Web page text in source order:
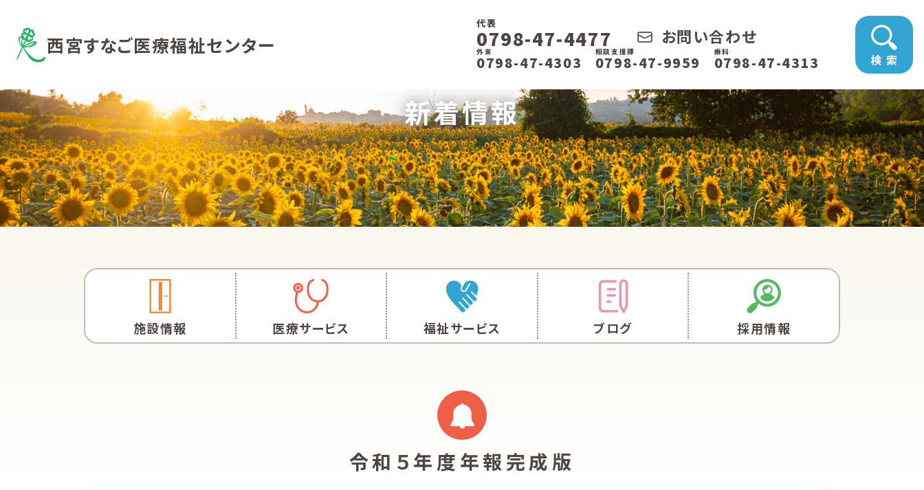
西宮すなご医療福祉センター
代表
0798-47-4477 お問い合わせ
外来
0798-47-4303
相談支援課
0798-47-9959
歯科
0798-47-4313 検 索
新着情報
施設情報 医療サービス 福祉サービス ブログ 採用情報
令和５年度年報完成版